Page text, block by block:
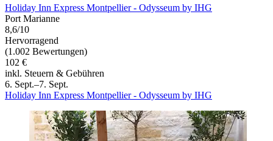
Holiday Inn Express Montpellier - Odysseum by IHG
Port Marianne
8,6/10
Hervorragend
(1.002 Bewertungen)
102 €
inkl. Steuern & Gebühren
6. Sept.–7. Sept.
Holiday Inn Express Montpellier - Odysseum by IHG